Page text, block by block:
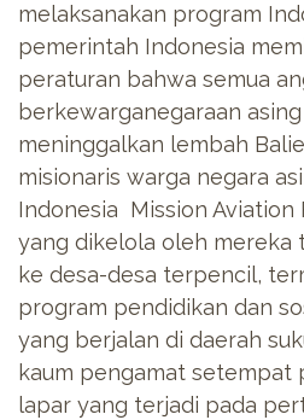
melaksanakan program
pemerintah Indonesia
peraturan bahwa semua
berkewarganegaraan
meninggalkan lembah
misionaris warga negara
Indonesia Mission Aviation
yang dikelola oleh mereka
ke desa-desa terpencil,
program pendidikan dan
yang berjalan di daerah
kaum pengamat setempat
lapar yang terjadi pada